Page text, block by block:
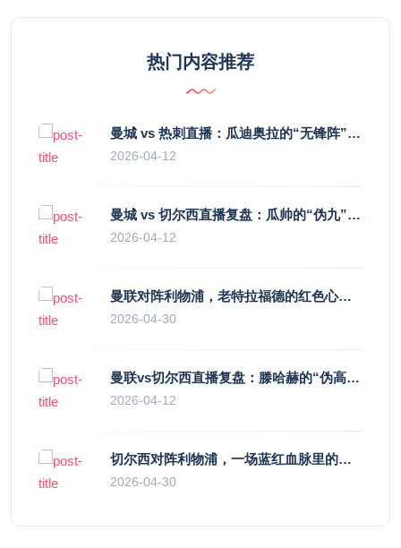
热门内容推荐
曼城 vs 热刺直播：瓜迪奥拉的“无锋阵”是天才设计还是自废武功？
2026-04-12
曼城 vs 切尔西直播复盘：瓜帅的“伪九”陷阱，如何绞杀蓝军的“三中卫”？
2026-04-12
曼联对阵利物浦，老特拉福德的红色心跳与蓝色暗涌
2026-04-30
曼联vs切尔西直播复盘：滕哈赫的“伪高位”与波切蒂诺的“无锋阵”，谁更拧巴？
2026-04-12
切尔西对阵利物浦，一场蓝红血脉里的恩怨与忠诚
2026-04-30